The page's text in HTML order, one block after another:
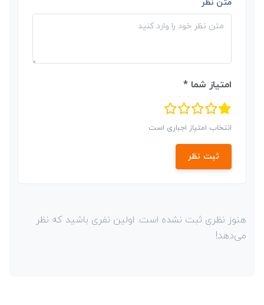
متن نظر
امتیاز شما *
انتخاب امتیاز اجباری است
ثبت نظر
هنوز نظری ثبت نشده است. اولین نفری باشید که نظر
می‌دهد!